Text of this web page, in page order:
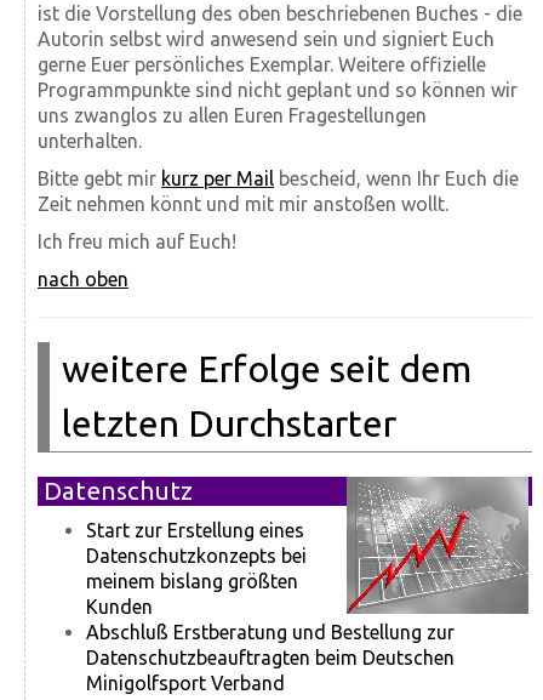
ist die Vorstellung des oben beschriebenen Buches - die
Autorin selbst wird anwesend sein und signiert Euch
gerne Euer persönliches Exemplar. Weitere offizielle
Programmpunkte sind nicht geplant und so können wir
uns zwanglos zu allen Euren Fragestellungen
unterhalten.
Bitte gebt mir kurz per Mail bescheid, wenn Ihr Euch die
Zeit nehmen könnt und mit mir anstoßen wollt.
Ich freu mich auf Euch!
nach oben
weitere Erfolge seit dem
letzten Durchstarter
Datenschutz
Start zur Erstellung eines
Datenschutzkonzepts bei
meinem bislang größten
Kunden
Abschluß Erstberatung und Bestellung zur
Datenschutzbeauftragten beim Deutschen
Minigolfsport Verband